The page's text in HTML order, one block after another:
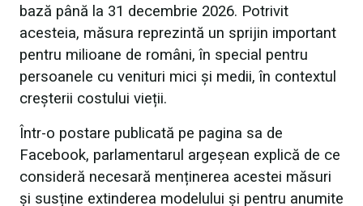
bază până la 31 decembrie 2026. Potrivit
acesteia, măsura reprezintă un sprijin important
pentru milioane de români, în special pentru
persoanele cu venituri mici și medii, în contextul
creșterii costului vieții.
Într-o postare publicată pe pagina sa de
Facebook, parlamentarul argeșean explică de ce
consideră necesară menținerea acestei măsuri
și susține extinderea modelului și pentru anumite